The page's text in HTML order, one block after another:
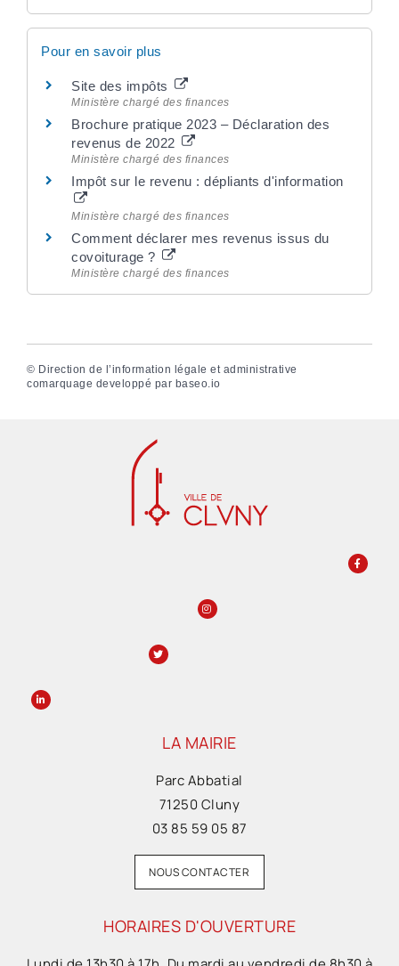
Pour en savoir plus
Site des impôts
Ministère chargé des finances
Brochure pratique 2023 – Déclaration des
revenus de 2022
Ministère chargé des finances
Impôt sur le revenu : dépliants d'information
Ministère chargé des finances
Comment déclarer mes revenus issus du
covoiturage ?
Ministère chargé des finances
© Direction de l’information légale et administrative
comarquage developpé par baseo.io
LA MAIRIE
Parc Abbatial
71250 Cluny
03 85 59 05 87
NOUS CONTACTER
HORAIRES D'OUVERTURE